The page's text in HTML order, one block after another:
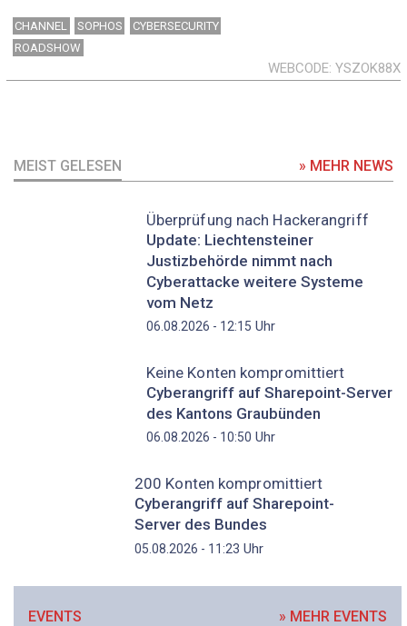
CHANNEL SOPHOS
CYBERSECURITY
ROADSHOW
WEBCODE YSZOK88X
MEIST GELESEN » MEHR NEWS
Überprüfung nach Hackerangriff
Update: Liechtensteiner
Justizbehörde nimmt nach
Cyberattacke weitere Systeme
vom Netz
06.08.2026 - 12:15 Uhr
Keine Konten kompromittiert
Cyberangriff auf Sharepoint-Server
des Kantons Graubünden
06.08.2026 - 10:50 Uhr
200 Konten kompromittiert
Cyberangriff auf Sharepoint-
Server des Bundes
05.08.2026 - 11:23 Uhr
EVENTS » MEHR EVENTS